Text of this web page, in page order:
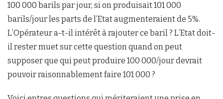
100 000 barils par jour, si on produisait 101 000
barils/jour les parts de l’Etat augmenteraient de 5%.
L’Opérateur a-t-il intérêt à rajouter ce baril ? L’Etat doit-
il rester muet sur cette question quand on peut
supposer que qui peut produire 100 000/jour devrait
pouvoir raisonnablement faire 101 000 ?